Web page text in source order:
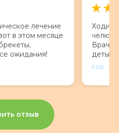
лечение
в этом месяце
ожидания!
мне исправили
Ходим
Врач
ЕЩЕ
отзыв